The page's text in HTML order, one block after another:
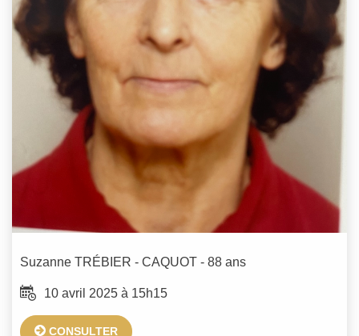
Suzanne TRÉBIER - CAQUOT - 88 ans
10 avril 2025 à 15h15
CONSULTER